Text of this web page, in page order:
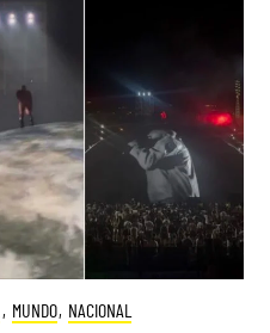
, MUNDO, NACIONAL